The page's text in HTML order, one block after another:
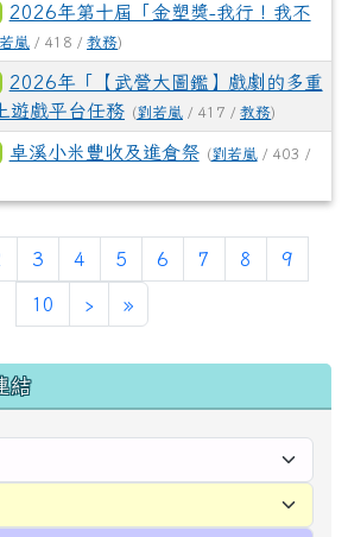
2026年第十屆「金塑獎-我行！我不
嵐 / 418 / 教務)
2026年「【武營大圖鑑】戲劇的多重
遊戲平台任務 (劉若嵐 / 417 / 教務)
卓溪小米豐收及進倉祭 (劉若嵐 / 403 /
頁次)
3 4 5 6 7 8 9
10 ›下一頁
»最後頁
結